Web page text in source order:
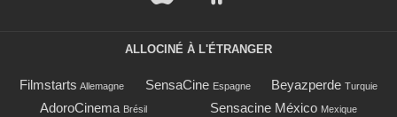
ALLOCINÉ À L'ÉTRANGER
Filmstarts Allemagne SensaCine Espagne Beyazperde Turquie
AdoroCinema Brésil Sensacine México Mexique